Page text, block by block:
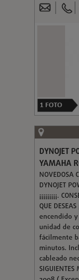
1 FOTO
DYNOJET
YAMAHA
NOVEDOSA
DYNOJET
¡¡¡¡¡¡¡¡¡.
QUE
encendido
unidad de
fácilmente
minutos.
cableado
SIGUIENTES